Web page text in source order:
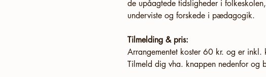
de upåagtede tidsligheder i
underviste og forskede i pædagogik.
Tilmelding & pris:
Arrangementet koster 60 kr. og er inkl.
Tilmeld dig vha. knappen nedenfor og